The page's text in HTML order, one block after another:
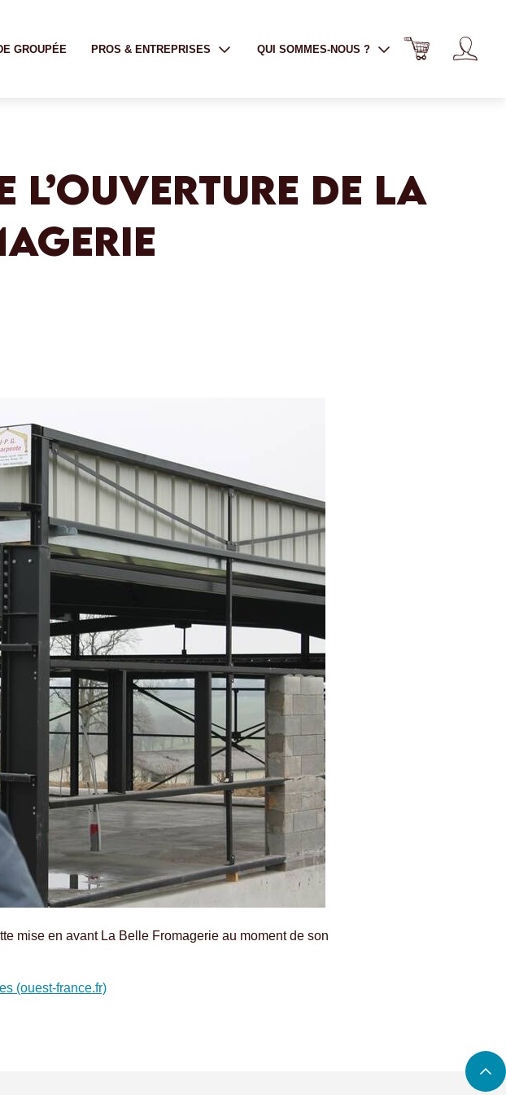
GROUPÉE PROS & ENTREPRISES QUI SOMMES-NOUS ?
DE LA
mise en avant La Belle Fromagerie au moment de son
(ouest-france.fr)